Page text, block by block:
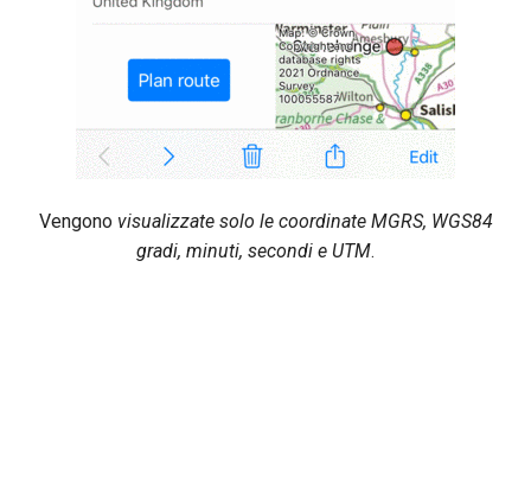
Vengono visualizzate solo le coordinate MGRS, WGS84
gradi, minuti, secondi e UTM.